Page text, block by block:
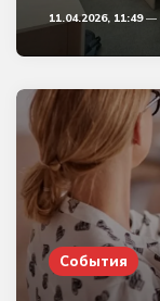
11.04.2026, 11:49
События